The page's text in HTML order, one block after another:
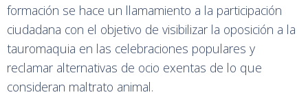
formación se hace un llamamiento a la participación
ciudadana con el objetivo de visibilizar la oposición a la
tauromaquia en las celebraciones populares y
reclamar alternativas de ocio exentas de lo que
consideran maltrato animal.